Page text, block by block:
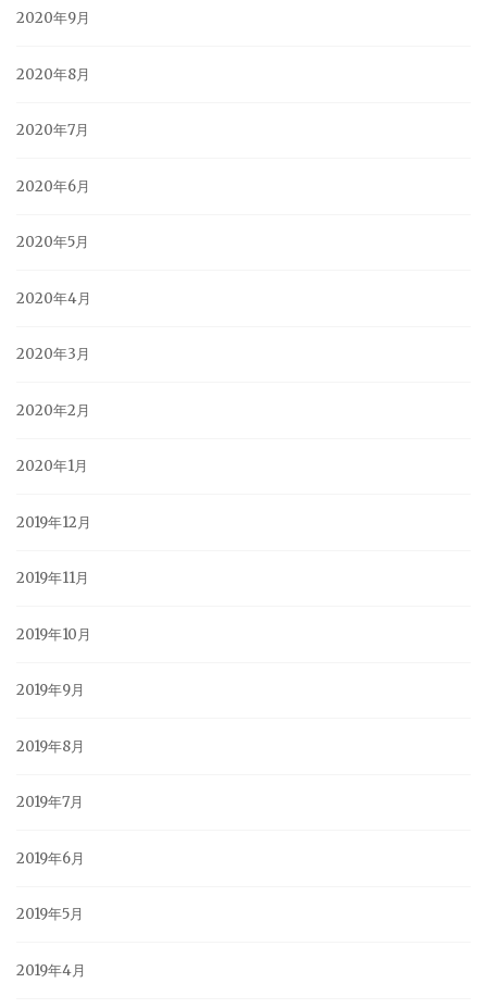
2020年9月
2020年8月
2020年7月
2020年6月
2020年5月
2020年4月
2020年3月
2020年2月
2020年1月
2019年12月
2019年11月
2019年10月
2019年9月
2019年8月
2019年7月
2019年6月
2019年5月
2019年4月